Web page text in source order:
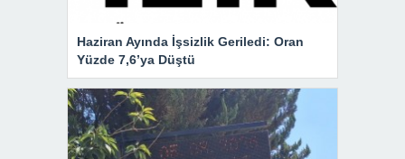
Haziran Ayında İşsizlik Geriledi: Oran
Yüzde 7,6’ya Düştü